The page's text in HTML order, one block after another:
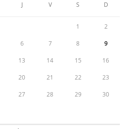
J V S D
1 2
6 7 8 9
13 14 15 16
20 21 22 23
27 28 29 30